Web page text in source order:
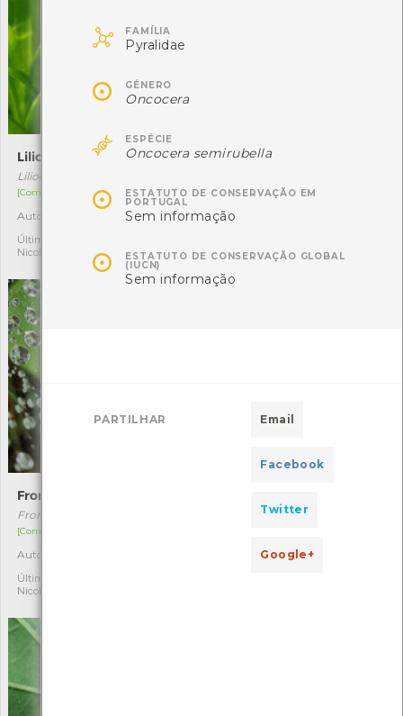
Lilioceris lilii
Lilioceris lilii
[Comum]
Autóctone
Última observação por:
Nicole Viana
2
Spilosoma lutea
[Comum]
Autóctone
Nicole Viana
Frontinellina frutetorum
Frontinellina frutetorum
[Comum]
Autóctone
Última observação por:
Nicole Viana
Oncocera semirubella
Autóctone
 FAMÍLIA
Pyralidae
 GÉNERO
Oncocera
 ESPÉCIE
Oncocera semirubella
 ESTATUTO DE CONSERVAÇÃO EM
PORTUGAL
Sem informação
 ESTATUTO DE CONSERVAÇÃO GLOBAL
(IUCN)
Sem informação
PARTILHAR Email
Facebook
Twitter
Google+